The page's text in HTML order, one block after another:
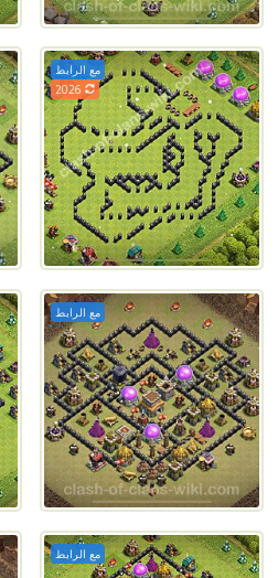
مع الرابط
2026
مع الرابط
مع الرابط